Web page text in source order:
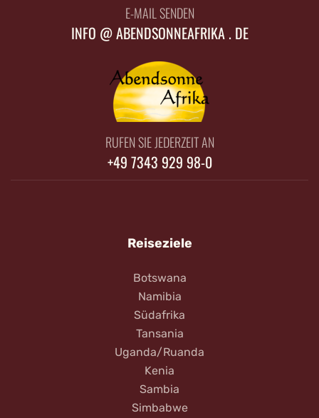
E-MAIL SENDEN
INFO @ ABENDSONNEAFRIKA . DE
RUFEN SIE JEDERZEIT AN
+49 7343 929 98-0
Reiseziele
Botswana
Namibia
Südafrika
Tansania
Uganda/Ruanda
Kenia
Sambia
Simbabwe